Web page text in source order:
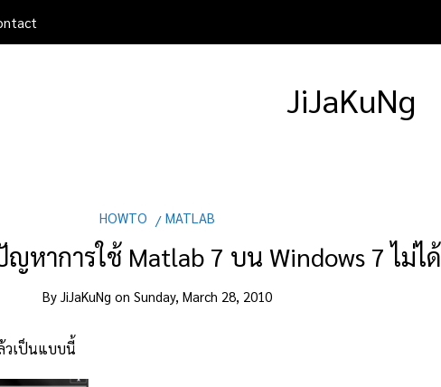
JiJaKuNg
HOWTO MATLAB
หาการใช้ Matlab 7 บน Windows 7 ไม่ได้
By JiJaKuNg on Sunday, March 28, 2010
วเป็นแบบนี้